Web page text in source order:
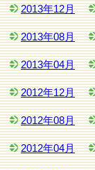
2013年12月
2013年08月
2013年04月
2012年12月
2012年08月
2012年04月